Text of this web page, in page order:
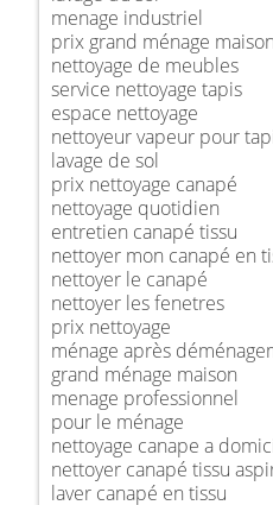
menage industriel
prix grand ménage maison
nettoyage de meubles
service nettoyage tapis
espace nettoyage
nettoyeur vapeur pour
lavage de sol
prix nettoyage canapé
nettoyage quotidien
entretien canapé tissu
nettoyer mon canapé en
nettoyer le canapé
nettoyer les fenetres
prix nettoyage
ménage après
grand ménage maison
menage professionnel
pour le ménage
nettoyage canape a
nettoyer canapé tissu
laver canapé en tissu